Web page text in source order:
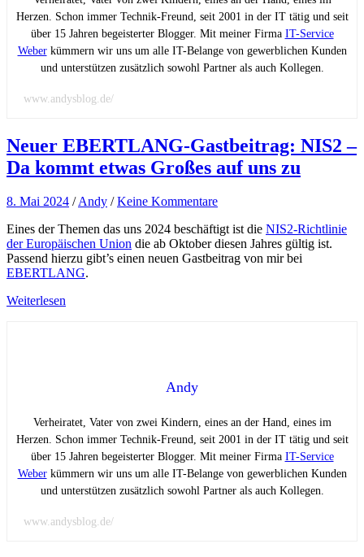
Herzen. Schon immer Technik-Freund, seit 2001 in der IT tätig und seit
über 15 Jahren begeisterter Blogger. Mit meiner Firma IT-Service
Weberkümmern wir uns um alle IT-Belange von gewerblichen Kunden
und unterstützen zusätzlich sowohl Partner als auch Kollegen.
www.andysblog.de/
Neuer EBERTLANG-Gastbeitrag: NIS2 –
Da kommt etwas Großes auf uns zu
8. Mai 2024 /Andy /Keine Kommentare
Eines der Themen das uns 2024 beschäftigt ist die NIS2-Richtlinie
der Europäischen Union die ab Oktober diesen Jahres gültig ist.
Passend hierzu gibt’s einen neuen Gastbeitrag von mir bei
EBERTLANG.
Weiterlesen
Andy
Verheiratet, Vater von zwei Kindern, eines an der Hand, eines im
Herzen. Schon immer Technik-Freund, seit 2001 in der IT tätig und seit
über 15 Jahren begeisterter Blogger. Mit meiner Firma IT-Service
Weberkümmern wir uns um alle IT-Belange von gewerblichen Kunden
und unterstützen zusätzlich sowohl Partner als auch Kollegen.
www.andysblog.de/